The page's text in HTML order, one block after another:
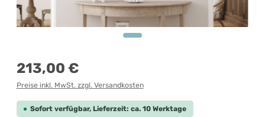
Regulärer Preis:
213,00 €
Preise inkl. MwSt. zzgl. Versandkosten
Sofort verfügbar, Lieferzeit: ca. 10 Werktage